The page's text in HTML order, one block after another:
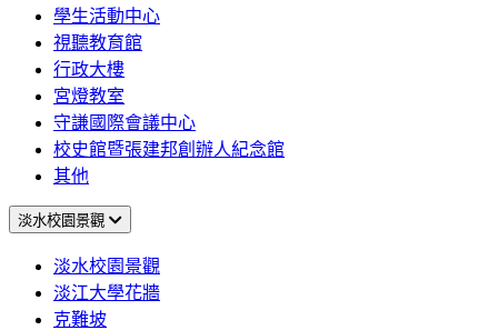
學生活動中心
視聽教育館
行政大樓
宮燈教室
守謙國際會議中心
校史館暨張建邦創辦人紀念館
其他
淡水校園景觀
淡水校園景觀
淡江大學花牆
克難坡